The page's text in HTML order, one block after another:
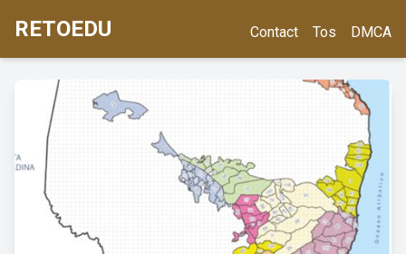
RETOEDU Contact Tos DMCA